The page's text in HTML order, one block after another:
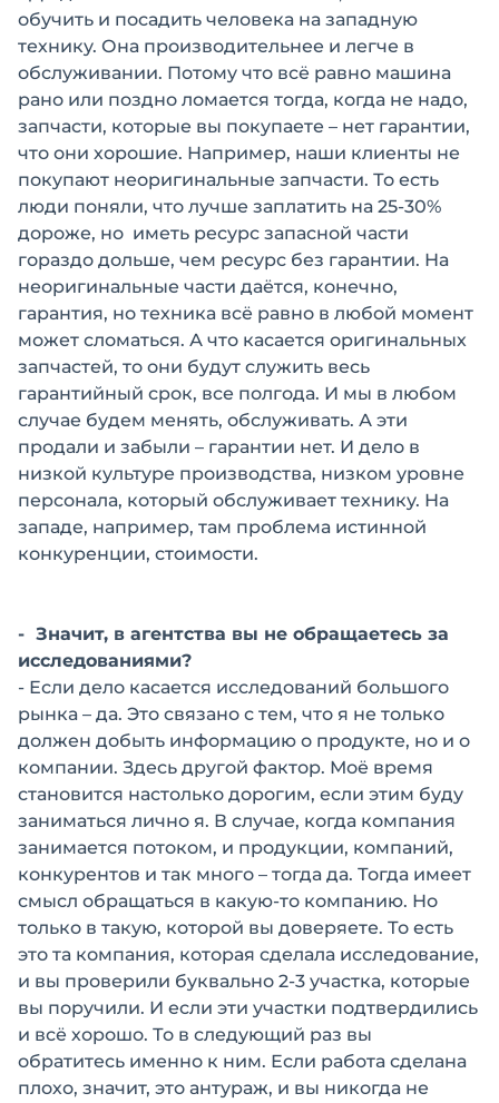
обучить и посадить человека на западную
технику. Она производительнее и легче в
обслуживании. Потому что всё равно машина
рано или поздно ломается тогда, когда не надо,
запчасти, которые вы покупаете – нет гарантии,
что они хорошие. Например, наши клиенты не
покупают неоригинальные запчасти. То есть
люди поняли, что лучше заплатить на 25-30%
дороже, но иметь ресурс запасной части
гораздо дольше, чем ресурс без гарантии. На
неоригинальные части даётся, конечно,
гарантия, но техника всё равно в любой момент
может сломаться. А что касается оригинальных
запчастей, то они будут служить весь
гарантийный срок, все полгода. И мы в любом
случае будем менять, обслуживать. А эти
продали и забыли – гарантии нет. И дело в
низкой культуре производства, низком уровне
персонала, который обслуживает технику. На
западе, например, там проблема истинной
конкуренции, стоимости.
- Значит, в агентства вы не обращаетесь за
исследованиями?
- Если дело касается исследований большого
рынка – да. Это связано с тем, что я не только
должен добыть информацию о продукте, но и о
компании. Здесь другой фактор. Моё время
становится настолько дорогим, если этим буду
заниматься лично я. В случае, когда компания
занимается потоком, и продукции, компаний,
конкурентов и так много – тогда да. Тогда имеет
смысл обращаться в какую-то компанию. Но
только в такую, которой вы доверяете. То есть
это та компания, которая сделала исследование,
и вы проверили буквально 2-3 участка, которые
вы поручили. И если эти участки подтвердились
и всё хорошо. То в следующий раз вы
обратитесь именно к ним. Если работа сделана
плохо, значит, это антураж, и вы никогда не